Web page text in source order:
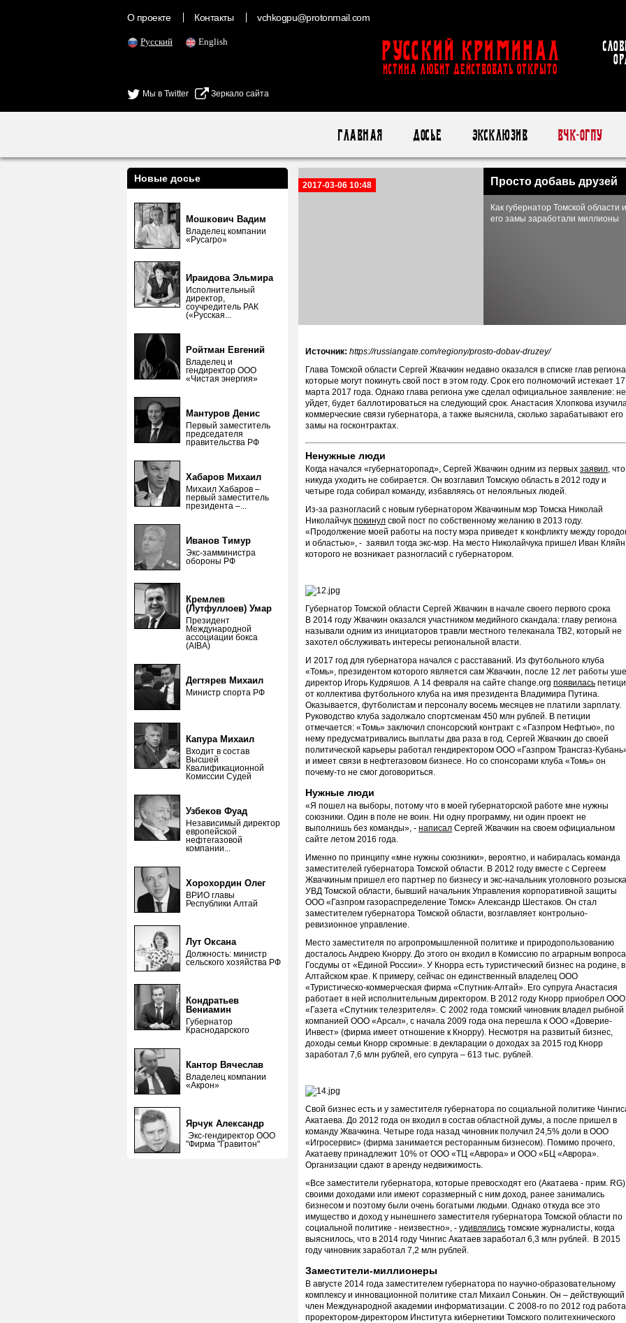
О проекте Контакты vchkogpu@protonmail.com
Русский English
Мы в Twitter Зеркало сайта
Русский Криминал
ИСТИНА ЛЮБИТ ДЕЙСТВОВАТЬ ОТКРЫТО
Главная Досье Эксклюзив ВЧК-ОГПУ
Новые досье
Мошкович Вадим
Владелец компании
«Русагро»
Ираидова Эльмира
Исполнительный
директор,
соучредитель РАК
(«Русская...
Ройтман Евгений
Владелец и
гендиректор ООО
«Чистая энергия»
Мантуров Денис
Первый заместитель
председателя
правительства РФ
Хабаров Михаил
Михаил Хабаров –
первый заместитель
президента –...
Иванов Тимур
Экс-замминистра
обороны РФ
Кремлев
(Лутфуллоев) Умар
Президент
Международной
ассоциации бокса
(AIBA)
Дегтярев Михаил
Министр спорта РФ
Капура Михаил
Входит в состав
Высшей
Квалификационной
Комиссии Судей
Узбеков Фуад
Независимый директор
европейской
нефтегазовой
компании...
Хорохордин Олег
ВРИО главы
Республики Алтай
Лут Оксана
Должность: министр
сельского хозяйства РФ
Кондратьев
Вениамин
Губернатор
Краснодарского
Кантор Вячеслав
Владелец компании
«Акрон»
Ярчук Александр
Экс-гендиректор ООО
"Фирма "Гравитон"
2017-03-06 10:48 Просто добавь друзей
Как губернатор Томской области и
его замы заработали миллионы
Источник: https://russiangate.com/regiony/prosto-dobav-druzey/
Глава Томской области Сергей Жвачкин недавно оказался в списке глав
которые могут покинуть свой пост в этом году. Срок его полномочий истекает 17
марта 2017 года. Однако глава региона уже сделал официальное заявление: не
уйдет, будет баллотироваться на следующий срок. Анастасия Хлопкова
коммерческие связи губернатора, а также выяснила, сколько зарабатывают его
замы на госконтрактах.
Ненужные люди
Когда начался «губернаторопад», Сергей Жвачкин одним из первых заявил, что
никуда уходить не собирается. Он возглавил Томскую область в 2012 году и
четыре года собирал команду, избавляясь от нелояльных людей.
Из-за разногласий с новым губернатором Жвачкиным мэр Томска Николай
Николайчук покинул свой пост по собственному желанию в 2013 году.
«Продолжение моей работы на посту мэра приведет к конфликту между
и областью», - заявил тогда экс-мэр. На место Николайчука пришел Иван
которого не возникает разногласий с губернатором.
Губернатор Томской области Сергей Жвачкин в начале своего первого срока
В 2014 году Жвачкин оказался участником медийного скандала: главу региона
называли одним из инициаторов травли местного телеканала ТВ2, который не
захотел обслуживать интересы региональной власти.
И 2017 год для губернатора начался с расставаний. Из футбольного клуба
«Томь», президентом которого является сам Жвачкин, после 12 лет работы
директор Игорь Кудряшов. А 14 февраля на сайте change.org появилась
от коллектива футбольного клуба на имя президента Владимира Путина.
Оказывается, футболистам и персоналу восемь месяцев не платили зарплату.
Руководство клуба задолжало спортсменам 450 млн рублей. В петиции
отмечается: «Томь» заключил спонсорский контракт с «Газпром Нефтью», по
нему предусматривались выплаты два раза в год. Сергей Жвачкин до своей
политической карьеры работал гендиректором ООО «Газпром Трансгаз-
и имеет связи в нефтегазовом бизнесе. Но со спонсорами клуба «Томь» он
почему-то не смог договориться.
Нужные люди
«Я пошел на выборы, потому что в моей губернаторской работе мне нужны
союзники. Один в поле не воин. Ни одну программу, ни один проект не
выполнишь без команды», - написал Сергей Жвачкин на своем официальном
сайте летом 2016 года.
Именно по принципу «мне нужны союзники», вероятно, и набиралась команда
заместителей губернатора Томской области. В 2012 году вместе с Сергеем
Жвачкиным пришел его партнер по бизнесу и экс-начальник уголовного розыска
УВД Томской области, бывший начальник Управления корпоративной защиты
ООО «Газпром газораспределение Томск» Александр Шестаков. Он стал
заместителем губернатора Томской области, возглавляет контрольно-
ревизионное управление.
Место заместителя по агропромышленной политике и природопользованию
досталось Андрею Кнорру. До этого он входил в Комиссию по аграрным
Госдумы от «Единой России». У Кнорра есть туристический бизнес на родине, в
Алтайском крае. К примеру, сейчас он единственный владелец ООО
«Туристическо-коммерческая фирма «Спутник-Алтай». Его супруга Анастасия
работает в ней исполнительным директором. В 2012 году Кнорр приобрел ООО
«Газета «Спутник телезрителя». С 2002 года томский чиновник владел рыбной
компанией ООО «Арсал», с начала 2009 года она перешла к ООО «Доверие-
Инвест» (фирма имеет отношение к Кнорру). Несмотря на развитый бизнес,
доходы семьи Кнорр скромные: в декларации о доходах за 2015 год Кнорр
заработал 7,6 млн рублей, его супруга – 613 тыс. рублей.
Свой бизнес есть и у заместителя губернатора по социальной политике
Акатаева. До 2012 года он входил в состав областной думы, а после пришел в
команду Жвачкина. Четыре года назад чиновник получил 24,5% доли в ООО
«Игросервис» (фирма занимается ресторанным бизнесом). Помимо прочего,
Акатаеву принадлежит 10% от ООО «ТЦ «Аврора» и ООО «БЦ «Аврора».
Организации сдают в аренду недвижимость.
«Все заместители губернатора, которые превосходят его (Акатаева - прим. RG)
своими доходами или имеют соразмерный с ним доход, ранее занимались
бизнесом и поэтому были очень богатыми людьми. Однако откуда все это
имущество и доход у нынешнего заместителя губернатора Томской области по
социальной политике - неизвестно», - удивлялись томские журналисты, когда
выяснилось, что в 2014 году Чингис Акатаев заработал 6,3 млн рублей. В 2015
году чиновник заработал 7,2 млн рублей.
Заместители-миллионеры
В августе 2014 года заместителем губернатора по научно-образовательному
комплексу и инновационной политике стал Михаил Сонькин. Он – действующий
член Международной академии информатизации. С 2008-го по 2012 год
проректором-директором Института кибернетики Томского политехнического